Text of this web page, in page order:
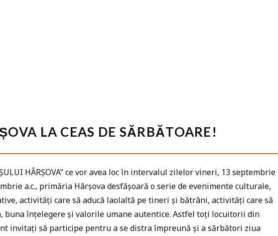
LA CEAS DE SĂRBĂTOARE!
HÂRȘOVA” ce vor avea loc în intervalul zilelor vineri, 13 septembrie
a.c., primăria Hârșova desfășoară o serie de evenimente culturale,
activități care să aducă laolaltă pe tineri și bătrâni, activități care să
buna înțelegere și valorile umane autentice. Astfel toți locuitorii din
invitați să participe pentru a se distra împreună și a sărbători ziua